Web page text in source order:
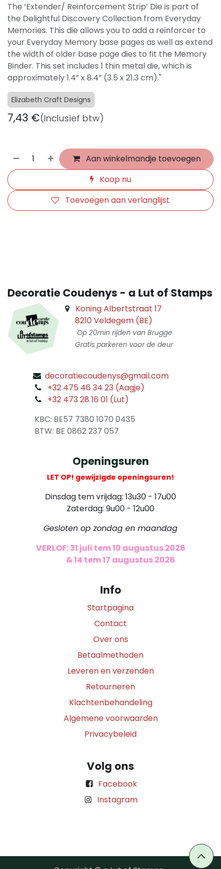
The ‘Extender/ Reinforcement Strip’ Die is part of
the Delightful Discovery Collection from Everyday
Memories. This die allows you to add a reinforcer to
your Everyday Memory base pages as well as extend
the width of older base page dies to fit the Memory
Binder. This set includes 1 thin metal die, which is
approximately 1.4” x 8.4” (3.5 x 21.3 cm)."
Elizabeth Craft Designs
7,43 €(Inclusief btw)
Aan winkelmandje toevoegen
Koop nu
Toevoegen aan verlanglijst
Decoratie Coudenys - a Lut of Stamps
Koning Albertstraat 17
8210 Veldegem (BE)
Op 20min rijden van Brugge
Gratis parkeren voor de deur
decoratiecoudenys@gmail.com
+32 475 46 34 23 (Aagje)
+32 473 28 16 01 (Lut)
KBC: BE57 7380 1070 0435
​ BTW: BE 0862 237 057
Openingsuren
LET OP! gewijzigde openingsuren!
Dinsdag tem vrijdag: 13u30 - 17u00
Zaterdag: 9u00 - 12u00
Gesloten op zondag en maandag
VERLOF: 31 juli tem 10 augustus 2026
& 14 tem 17 augustus 2026
Info
Startpagina
Contact
Over ons
Betaalmethoden
Leveren en verzenden
Retourneren
Klachtenbehandeling
Algemene voorwaarden
Privacybeleid
Volg ons
Facebook
Instagram